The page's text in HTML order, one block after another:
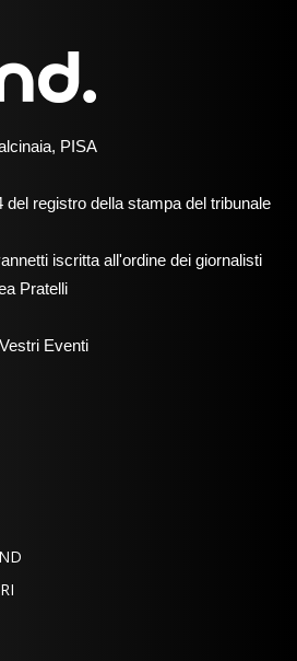
PISA
registro della stampa del tribunale
iscritta all'ordine dei giornalisti
Pratelli
Eventi